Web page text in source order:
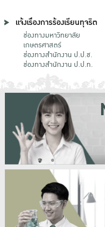
แจ้งเรื่องการร้องเรียนทุจริต
ช่องทางมหาวิทยาลัย
เกษตรศาสตร์
ช่องทางสำนักงาน ป.ป.ช.
ช่องทางสำนักงาน ป.ป.ท.